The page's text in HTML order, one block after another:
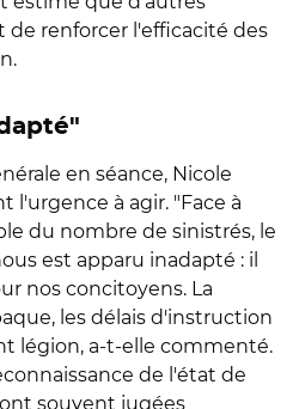
renforcer l'efficacité des
en séance, Nicole
l'urgence à agir. "Face à
du nombre de sinistrés, le
est apparu inadapté : il
nos concitoyens. La
les délais d'instruction
légion, a-t-elle commenté.
de l'état de
souvent jugées